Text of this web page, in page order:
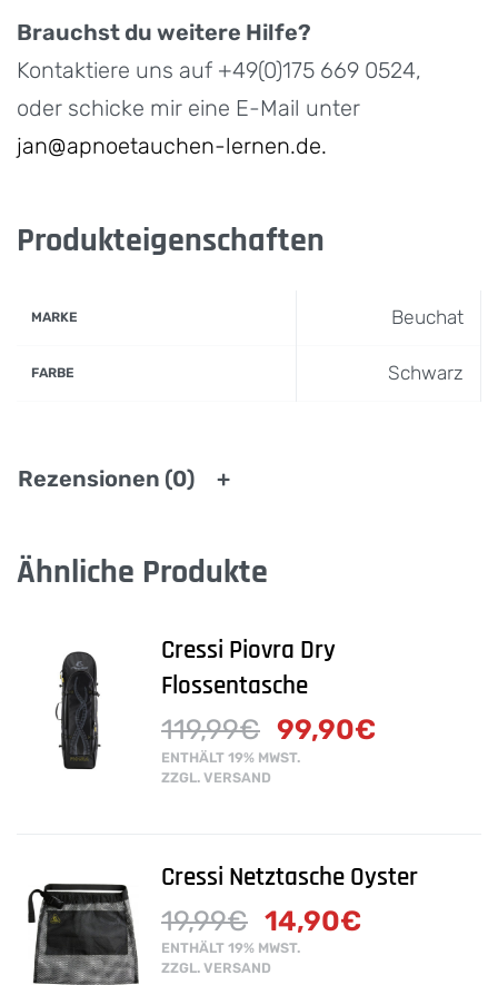
Brauchst du weitere Hilfe?
Kontaktiere uns auf +49(0)175 669 0524,
oder schicke mir eine E-Mail unter
jan@apnoetauchen-lernen.de.
Produkteigenschaften
MARKE Beuchat
FARBE Schwarz
Rezensionen (0)
Ähnliche Produkte
Cressi Piovra Dry
Flossentasche
119,99€ 99,90€
ENTHÄLT 19% MWST.
ZZGL. VERSAND
Cressi Netztasche Oyster
19,99€ 14,90€
ENTHÄLT 19% MWST.
ZZGL. VERSAND